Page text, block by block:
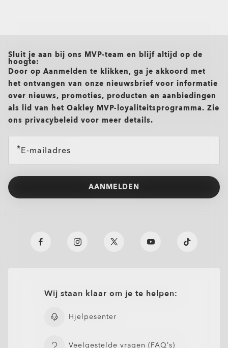
Sluit je aan bij ons MVP-team en blijf altijd op de
hoogte:
Door op Aanmelden te klikken, ga je akkoord met
het ontvangen van onze nieuwsbrief voor informatie
over nieuws, promoties, producten en aanbiedingen
als lid van het Oakley MVP-loyaliteitsprogramma. Zie
ons privacybeleid voor meer details.
E-mailadres
AANMELDEN
Wij staan klaar om je te helpen:
Hjelpesenter
Veelgestelde vragen (FAQ’s)